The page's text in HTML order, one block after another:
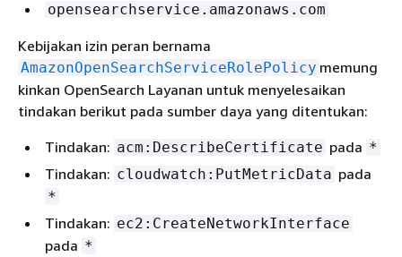
opensearchservice.amazonaws.com
Kebijakan izin peran bernama
AmazonOpenSearchServiceRolePolicy memung
kinkan OpenSearch Layanan untuk menyelesaikan
tindakan berikut pada sumber daya yang ditentukan:
Tindakan: acm:DescribeCertificate pada *
Tindakan: cloudwatch:PutMetricData pada
*
Tindakan: ec2:CreateNetworkInterface
pada *